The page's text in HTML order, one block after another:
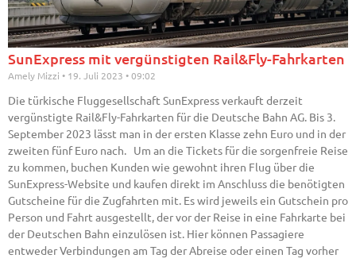
SunExpress mit vergünstigten Rail&Fly-Fahrkarten
Amely Mizzi 19. Juli 2023 09:02
Die türkische Fluggesellschaft SunExpress verkauft derzeit
vergünstigte Rail&Fly-Fahrkarten für die Deutsche Bahn AG. Bis 3.
September 2023 lässt man in der ersten Klasse zehn Euro und in der
zweiten fünf Euro nach. Um an die Tickets für die sorgenfreie Reise
zu kommen, buchen Kunden wie gewohnt ihren Flug über die
SunExpress-Website und kaufen direkt im Anschluss die benötigten
Gutscheine für die Zugfahrten mit. Es wird jeweils ein Gutschein pro
Person und Fahrt ausgestellt, der vor der Reise in eine Fahrkarte bei
der Deutschen Bahn einzulösen ist. Hier können Passagiere
entweder Verbindungen am Tag der Abreise oder einen Tag vorher